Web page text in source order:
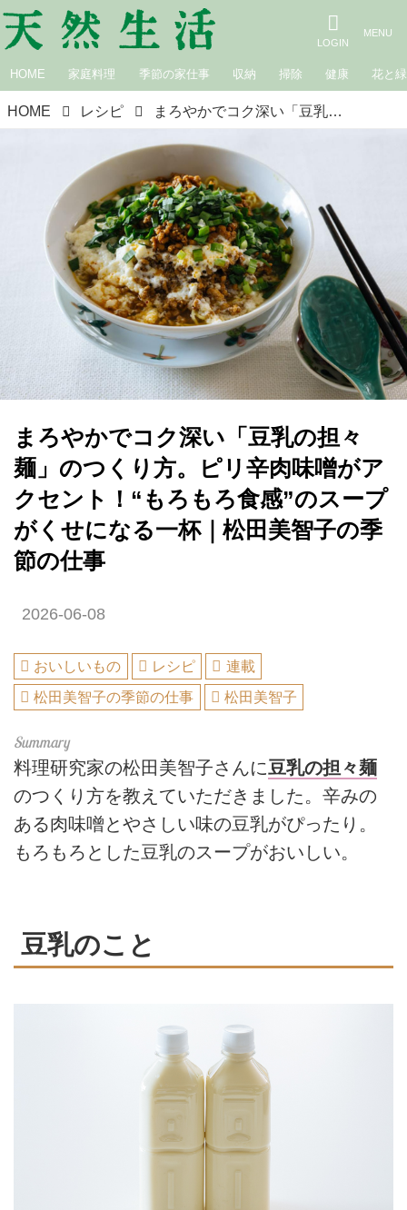
HOME 家庭料理 季節の家仕事 収納 掃除 健康 花と緑
HOME レシピ まろやかでコク深い「豆乳の担々麺」のつくり方。ピリ辛肉味噌がアクセント！“もろもろ食感”のスープがくせになる一杯｜松田美智子の季節の仕事
まろやかでコク深い「豆乳の担々
麺」のつくり方。ピリ辛肉味噌がア
クセント！“もろもろ食感”のスープ
がくせになる一杯｜松田美智子の季
節の仕事
2026-06-08
おいしいもの レシピ
連載
松田美智子の季節の仕事
松田美智子
料理研究家の松田美智子さんに豆乳の担々麺
のつくり方を教えていただきました。辛みの
ある肉味噌とやさしい味の豆乳がぴったり。
もろもろとした豆乳のスープがおいしい。
豆乳のこと